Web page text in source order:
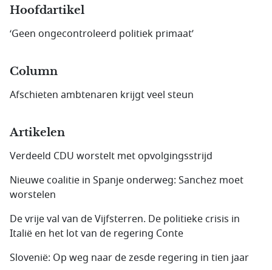
Hoofdartikel
‘Geen ongecontroleerd politiek primaat’
Column
Afschieten ambtenaren krijgt veel steun
Artikelen
Verdeeld CDU worstelt met opvolgingsstrijd
Nieuwe coalitie in Spanje onderweg: Sanchez moet
worstelen
De vrije val van de Vijfsterren. De politieke crisis in
Italië en het lot van de regering Conte
Slovenië: Op weg naar de zesde regering in tien jaar